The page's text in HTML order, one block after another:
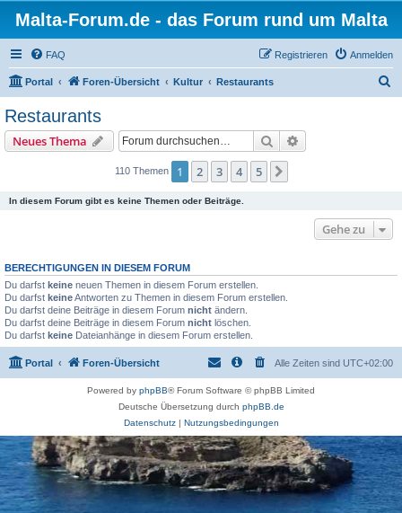
Malta-Forum.de - das Forum rund um Malta
FAQ Anmelden
Registrieren
Portal Foren-Übersicht Kultur Restaurants
Restaurants
Neues Thema Suche
110 Themen 1 2 3 4 5
In diesem Forum gibt es keine Themen oder Beiträge.
Gehe zu
BERECHTIGUNGEN IN DIESEM FORUM
Du darfst keine neuen Themen in diesem Forum erstellen.
Du darfst keineAntworten zu Themen in diesem Forum erstellen.
Du darfst deine Beiträge in diesem Forum nicht ändern.
Du darfst deine Beiträge in diesem Forum nicht löschen.
Du darfst keine Dateianhänge in diesem Forum erstellen.
Portal Foren-Übersicht Alle Zeiten sind UTC+02:00
Powered by phpBB® Forum Software © phpBB Limited
Deutsche Übersetzung durch phpBB.de
Datenschutz| Nutzungsbedingungen